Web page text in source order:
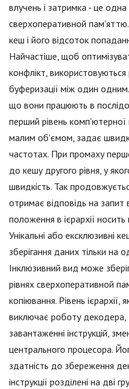
влучень і затримка - це
сверхоперативной
кеш і його відсоток
Найчастіше, щоб
конфлікт, використовуються
буферизації між один
що вони працюють в
перший рівень
малим об'ємом, задає
частотах. При промаху
до кешу другого рівня, у
швидкість. Так
отримає відповідь на запит
положення в ієрархії носить
Унікальні або ексклюзивні
зберігання даних тільки на
Інклюзивний вид може
рівнях сверхоперативной
копіювання. Рівень
виключає роботу декодера,
завантаженні інструкцій,
центрального процесора.
здатність до збереження
інструкції розділені на дві